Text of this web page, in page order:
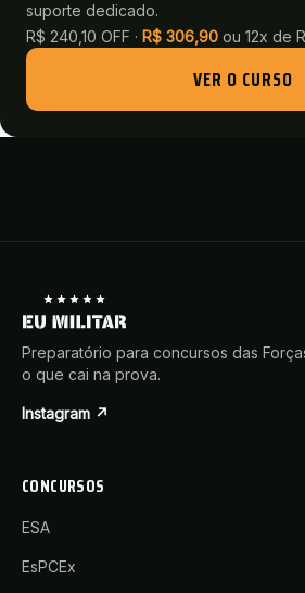
suporte dedicado.
R$ 240,10 OFF · R$ 306,90 ou 12x de
VER O CURSO
Preparatório para concursos das
o que cai na prova.
Instagram ↗
CONCURSOS
ESA
EsPCEx